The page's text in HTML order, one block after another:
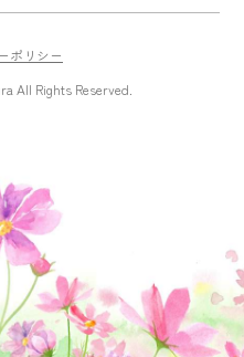
ポリシー
All Rights Reserved.